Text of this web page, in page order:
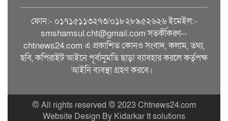
ফোন:- ০১৭১৫১১৩২৭৩/০১৮২৮৯৫২৬২৬ ইমেইল:-
smshamsul.cht@gmail.com সতর্কীকরণ--
chtnews24.com এ প্রকাশিত কোনও সংবাদ, কলাম, তথ্য,
ছবি, কপিরাইট আইনে পূর্বানুমতি ছাড়া ব্যাবহার করলে কর্তৃপক্ষ
আইনি ব্যবস্থা গ্রহণ করবে।
© All rights reserved © 2023 Chtnews24.com
Website Design By Kidarkar It solutions